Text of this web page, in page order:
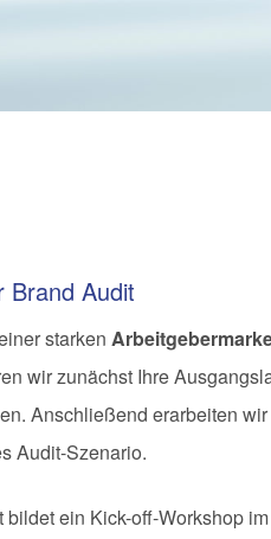
Brand Audit
starken
wir zunächst Ihre
Anschließend erarbeiten
Audit-Szenario.
bildet ein Kick-off-Workshop